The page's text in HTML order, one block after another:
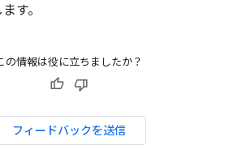
す。
の情報は役に立ちましたか？
フィードバックを送信